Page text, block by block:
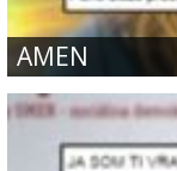
AMEN